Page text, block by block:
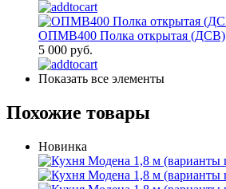
ОПМВ400 Полка открытая (ДСВ)
5 000 руб.
Показать все элементы
Похожие товары
Новинка